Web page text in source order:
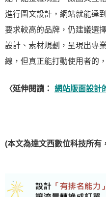
進行圖文設計，網站就能達
要求較高的品牌，仍建議選
設計、素材規劃，呈現出專
線，但真正能打動使用者的
〈延伸閱讀： 網站版面設計
(本文為達文西數位科技所有